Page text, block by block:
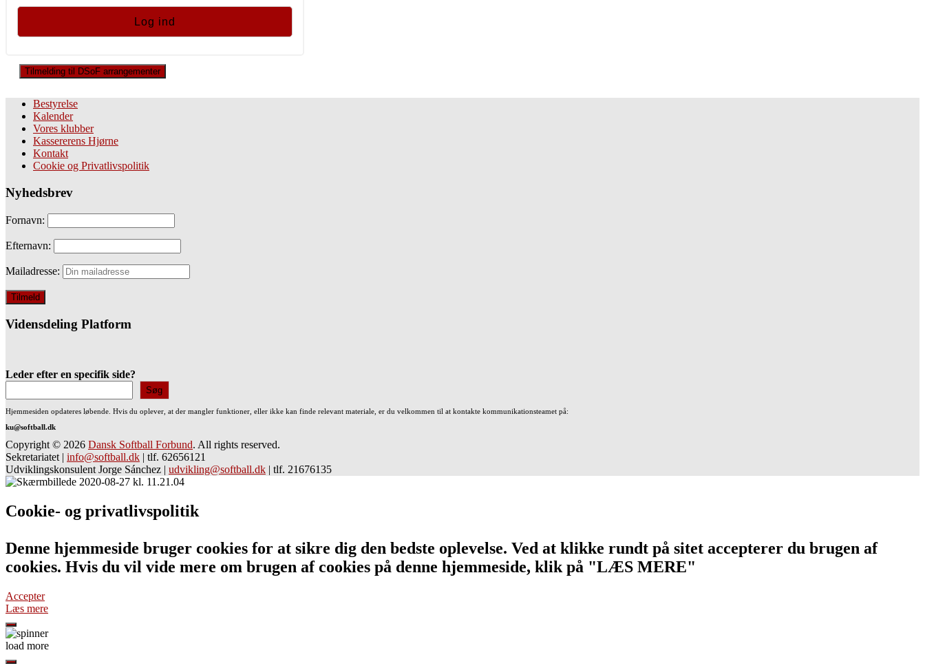
Tilmelding til DSoF arrangementer
Bestyrelse
Kalender
Vores klubber
Kassererens Hjørne
Kontakt
Cookie og Privatlivspolitik
Nyhedsbrev
Fornavn:
Efternavn:
Mailadresse:
Vidensdeling Platform
Leder efter en specifik side?
Søg
Hjemmesiden opdateres løbende. Hvis du oplever, at der mangler funktioner, eller ikke kan finde relevant materiale, er du velkommen til at kontakte kommunikationsteamet på:
ku@softball.dk
Copyright © 2026 Dansk Softball Forbund. All rights reserved.
Sekretariatet | info@softball.dk | tlf. 62656121
Udviklingskonsulent Jorge Sánchez | udvikling@softball.dk | tlf. 21676135
Cookie- og privatlivspolitik
Denne hjemmeside bruger cookies for at sikre dig den bedste oplevelse. Ved at klikke rundt på sitet accepterer du brugen af
cookies. Hvis du vil vide mere om brugen af cookies på denne hjemmeside, klik på "LÆS MERE"
Accepter
Læs mere
load more